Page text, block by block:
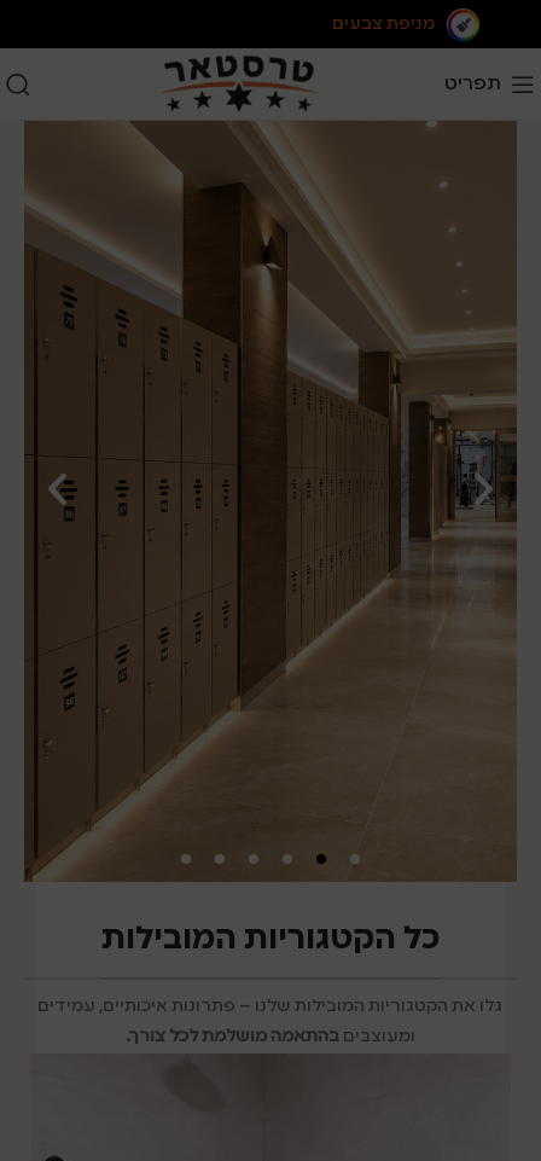
מניפת צבעים
תפריט
אישית
פתרונות אחסון מעוצבים למוסדות,
חדרי כושר ועסקים.
כל הקטגוריות המובילות
גלו את הקטגוריות המובילות שלנו – פתרונות איכותיים, עמידים
ומעוצביםבהתאמה מושלמת לכל צורך.